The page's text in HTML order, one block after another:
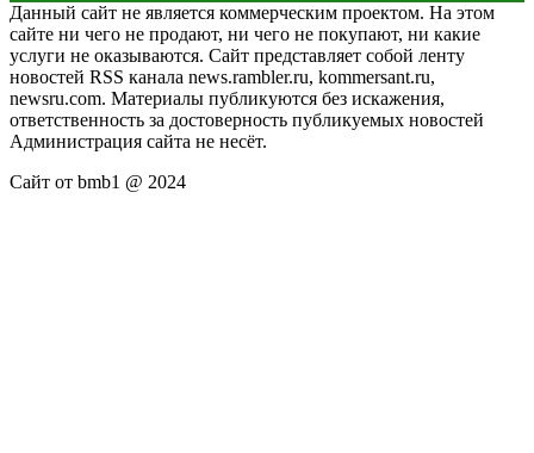
Данный сайт не является коммерческим проектом. На этом
сайте ни чего не продают, ни чего не покупают, ни какие
услуги не оказываются. Сайт представляет собой ленту
новостей RSS канала news.rambler.ru, kommersant.ru,
newsru.com. Материалы публикуются без искажения,
ответственность за достоверность публикуемых новостей
Администрация сайта не несёт.
Сайт от bmb1 @ 2024